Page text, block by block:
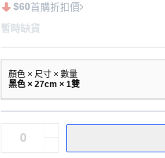
$60首購折扣價
暫時缺貨
顏色 × 尺寸 × 數量
黑色 × 27cm × 1雙